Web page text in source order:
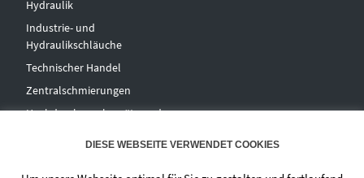
Hydraulik
Industrie- und
Hydraulikschläuche
Technischer Handel
Zentralschmierungen
Hochdruckwaschgeräte und
DIESE WEBSEITE VERWENDET COOKIES